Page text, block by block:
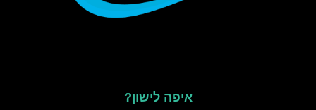
איפה לישון?